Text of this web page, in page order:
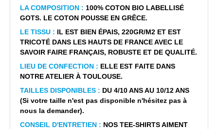
LA COMPOSITION : 100% COTON BIO LABELLISÉ
GOTS. LE COTON POUSSE EN GRÊCE.
LE TISSU : IL EST BIEN ÉPAIS, 220GR/M2 ET EST
TRICOTÉ DANS LES HAUTS DE FRANCE AVEC LE
SAVOIR FAIRE FRANÇAIS, ROBUSTE ET DE QUALITÉ.
LIEU DE CONFECTION : ELLE EST FAITE DANS
NOTRE ATELIER À TOULOUSE.
TAILLES DISPONIBLES : DU 4/10 ANS AU 10/12 ANS
(Si votre taille n'est pas disponible n'hésitez pas à
nous la demander).
CONSEIL D'ENTRETIEN : NOS TEE-SHIRTS AIMENT